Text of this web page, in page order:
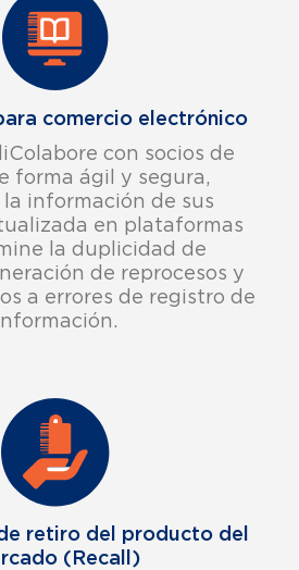
comercio electrónico​
con socios de
forma ágil y segura,
información de sus
en plataformas
la duplicidad de
de reprocesos y
a errores de registro de
retiro del producto del
(Recall)